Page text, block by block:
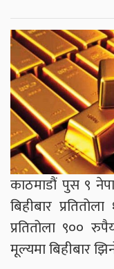
काठमाडौं पुस ९
बिहीबार
प्रतितोला ९००
मूल्यमा बिहीबार